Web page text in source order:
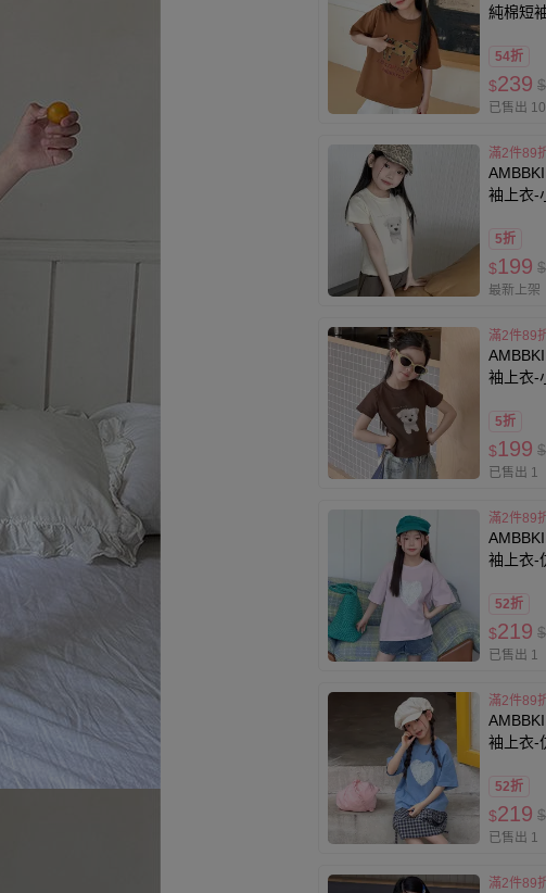
純棉短
54折
$239
已售出 10
滿2件89
袖上衣-
5折
$199
最新上架
滿2件89
袖上衣-
5折
$199
已售出 1
滿2件89
袖上衣-
52折
$219
已售出 1
滿2件89
袖上衣-
52折
$219
已售出 1
滿2件89